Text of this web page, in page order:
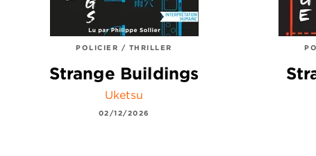
POLICIER / THRILLER
Strange Buildings
Uketsu
02/12/2026